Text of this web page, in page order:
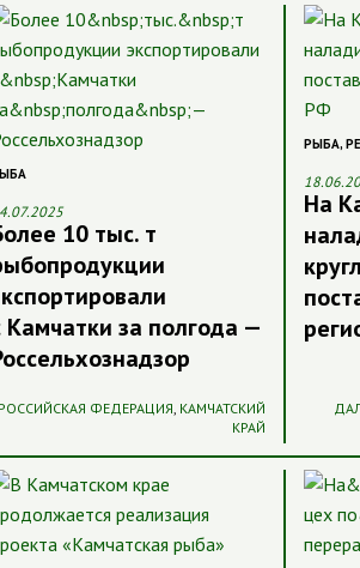
10 тыс. т
Камчатки за полгода —
ФЕДЕРАЦИЯ, КАМЧАТСКИЙ
КРАЙ
РЫБА,
На